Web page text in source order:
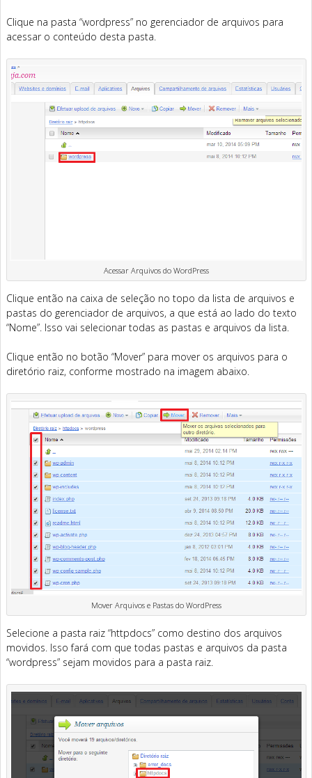
Clique na pasta “wordpress” no gerenciador de arquivos para
acessar o conteúdo desta pasta.
Acessar Arquivos do WordPress
Clique então na caixa de seleção no topo da lista de arquivos e
pastas do gerenciador de arquivos, a que está ao lado do texto
“Nome”. Isso vai selecionar todas as pastas e arquivos da lista.
Clique então no botão “Mover” para mover os arquivos para o
diretório raiz, conforme mostrado na imagem abaixo.
Mover Arquivos e Pastas do WordPress
Selecione a pasta raiz “httpdocs” como destino dos arquivos
movidos. Isso fará com que todas pastas e arquivos da pasta
“wordpress” sejam movidos para a pasta raiz.